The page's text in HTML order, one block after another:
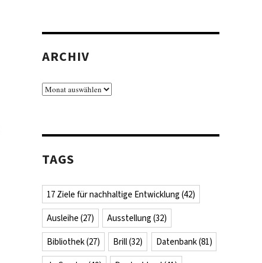
ARCHIV
Archiv
TAGS
17 Ziele für nachhaltige Entwicklung (42)
Ausleihe (27) Ausstellung (32)
Bibliothek(27) Brill(32) Datenbank(81)